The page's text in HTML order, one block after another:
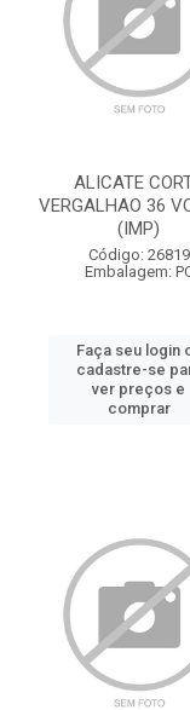
ALICATE
VERGALHAO 36
(IMP)
Código: 26819
Embalagem:
Faça seu login
cadastre-se
ver preços e
comprar